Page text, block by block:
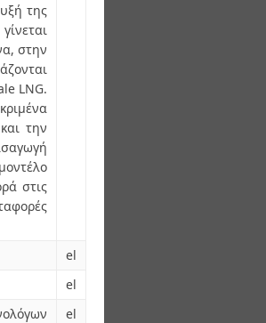
της
στην
LNG.
την
στις
el
el
el